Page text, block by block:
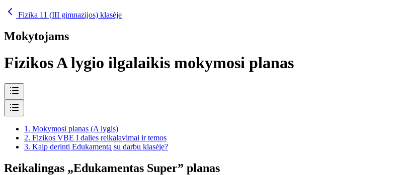
Fizika 11 (III gimnazijos) klasėje
Mokytojams
Fizikos A lygio ilgalaikis mokymosi planas
1. Mokymosi planas (A lygis)
2. Fizikos VBE I dalies reikalavimai ir temos
3. Kaip derinti Edukamentą su darbu klasėje?
Reikalingas „Edukamentas Super” planas